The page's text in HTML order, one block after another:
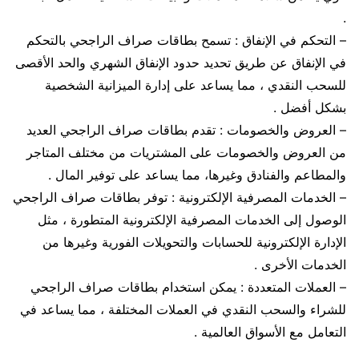
.
– التحكم في الإنفاق : تسمح بطاقات صراف الراجحي بالتحكم
في الإنفاق عن طريق تحديد حدود الإنفاق الشهري والحد الأقصى
للسحب النقدي ، مما يساعد على إدارة الميزانية الشخصية
بشكل أفضل .
– العروض والخصومات : تقدم بطاقات صراف الراجحي العديد
من العروض والخصومات على المشتريات من مختلف المتاجر
والمطاعم والفنادق وغيرها، مما يساعد على توفير المال .
– الخدمات المصرفية الإلكترونية : توفر بطاقات صراف الراجحي
الوصول إلى الخدمات المصرفية الإلكترونية المتطورة ، مثل
الإدارة الإلكترونية للحسابات والتحويلات الفورية وغيرها من
الخدمات الأخرى .
– العملات المتعددة : يمكن استخدام بطاقات صراف الراجحي
للشراء والسحب النقدي في العملات المختلفة ، مما يساعد في
التعامل مع الأسواق العالمية .